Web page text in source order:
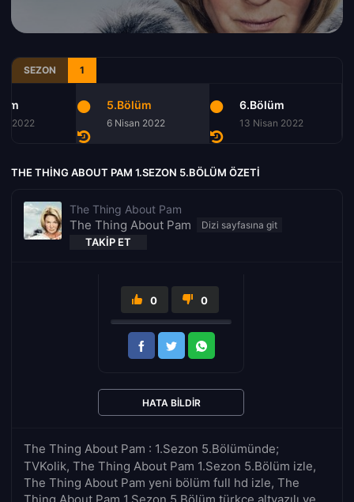
SEZON 1
2022
5.Bölüm
6 Nisan 2022
6.Bölüm
13 Nisan 2022
THE THING ABOUT PAM 1.SEZON 5.BÖLÜM ÖZETI
The Thing About Pam
The Thing About Pam
TAKIP ET
The Thing About Pam : 1.Sezon 5.Bölümünde;
TVKolik, The Thing About Pam 1.Sezon 5.Bölüm izle,
The Thing About Pam yeni bölüm full hd izle, The
0 0
HATA BILDIR